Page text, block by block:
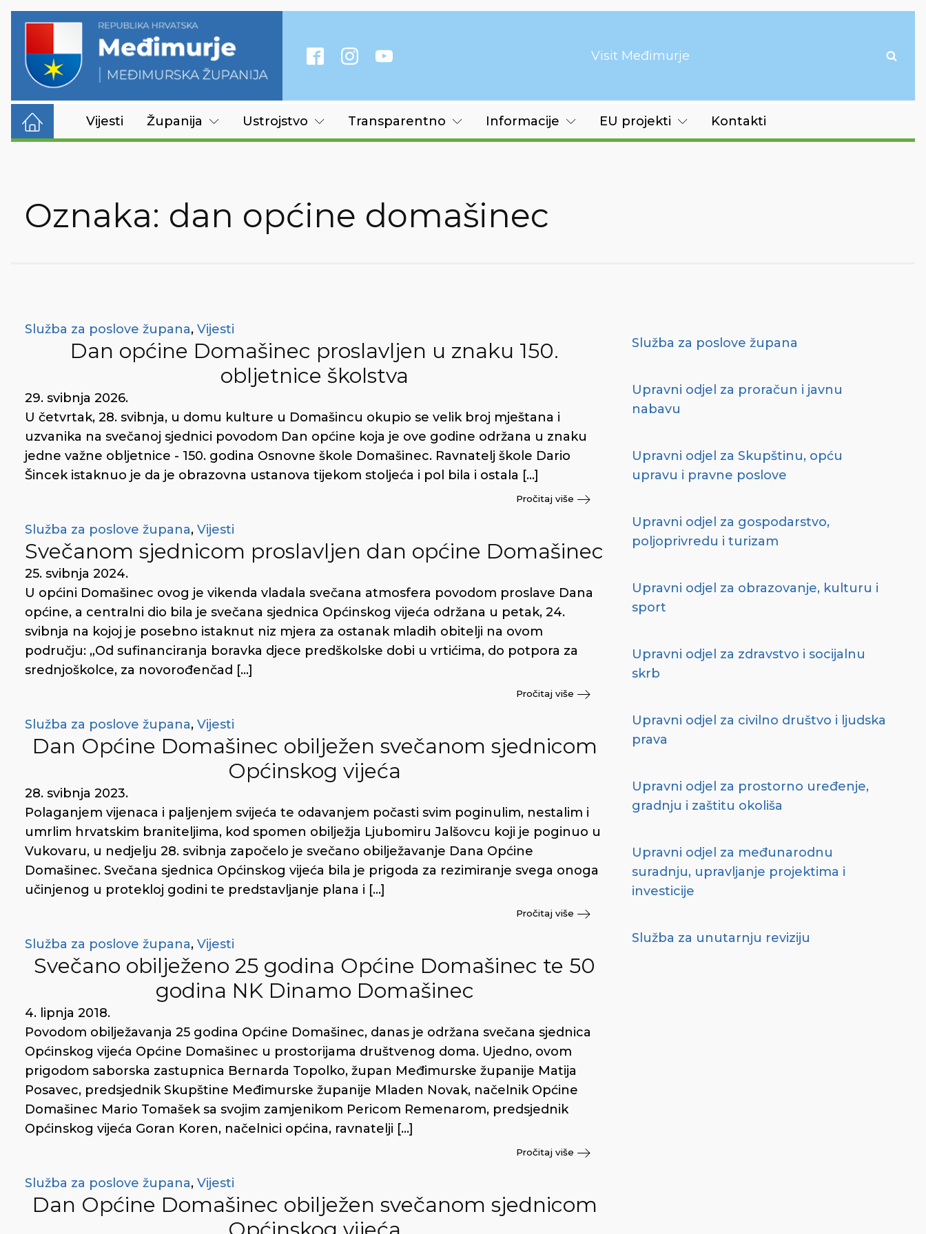
Visit Međimurje
Vijesti Županija Ustrojstvo Transparentno Informacije EU projekti Kontakti
Oznaka: dan općine domašinec
Služba za poslove župana, Vijesti
Dan općine Domašinec proslavljen u znaku 150.
obljetnice školstva
29. svibnja 2026.
U četvrtak, 28. svibnja, u domu kulture u Domašincu okupio se velik broj mještana i
uzvanika na svečanoj sjednici povodom Dan općine koja je ove godine održana u znaku
jedne važne obljetnice - 150. godina Osnovne škole Domašinec. Ravnatelj škole Dario
Šincek istaknuo je da je obrazovna ustanova tijekom stoljeća i pol bila i ostala […]
Pročitaj više
Služba za poslove župana, Vijesti
Svečanom sjednicom proslavljen dan općine Domašinec
25. svibnja 2024.
U općini Domašinec ovog je vikenda vladala svečana atmosfera povodom proslave Dana
općine, a centralni dio bila je svečana sjednica Općinskog vijeća održana u petak, 24.
svibnja na kojoj je posebno istaknut niz mjera za ostanak mladih obitelji na ovom
području: „Od sufinanciranja boravka djece predškolske dobi u vrtićima, do potpora za
srednjoškolce, za novorođenčad […]
Pročitaj više
Služba za poslove župana, Vijesti
Dan Općine Domašinec obilježen svečanom sjednicom
Općinskog vijeća
28. svibnja 2023.
Polaganjem vijenaca i paljenjem svijeća te odavanjem počasti svim poginulim, nestalim i
umrlim hrvatskim braniteljima, kod spomen obilježja Ljubomiru Jalšovcu koji je poginuo u
Vukovaru, u nedjelju 28. svibnja započelo je svečano obilježavanje Dana Općine
Domašinec. Svečana sjednica Općinskog vijeća bila je prigoda za rezimiranje svega onoga
učinjenog u protekloj godini te predstavljanje plana i […]
Pročitaj više
Služba za poslove župana, Vijesti
Svečano obilježeno 25 godina Općine Domašinec te 50
godina NK Dinamo Domašinec
4. lipnja 2018.
Povodom obilježavanja 25 godina Općine Domašinec, danas je održana svečana sjednica
Općinskog vijeća Općine Domašinec u prostorijama društvenog doma. Ujedno, ovom
prigodom saborska zastupnica Bernarda Topolko, župan Međimurske županije Matija
Posavec, predsjednik Skupštine Međimurske županije Mladen Novak, načelnik Općine
Domašinec Mario Tomašek sa svojim zamjenikom Pericom Remenarom, predsjednik
Općinskog vijeća Goran Koren, načelnici općina, ravnatelji […]
Pročitaj više
Služba za poslove župana, Vijesti
Dan Općine Domašinec obilježen svečanom sjednicom
Služba za poslove župana
Upravni odjel za proračun i javnu
nabavu
Upravni odjel za Skupštinu, opću
upravu i pravne poslove
Upravni odjel za gospodarstvo,
poljoprivredu i turizam
Upravni odjel za obrazovanje, kulturu i
sport
Upravni odjel za zdravstvo i socijalnu
skrb
Upravni odjel za civilno društvo i ljudska
prava
Upravni odjel za prostorno uređenje,
gradnju i zaštitu okoliša
Upravni odjel za međunarodnu
suradnju, upravljanje projektima i
investicije
Služba za unutarnju reviziju